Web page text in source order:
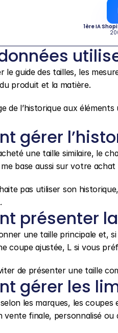
1ère IA
le guide des tailles, les
produit et la matière.
de l’historique aux
gérer
une taille similaire, le
base aussi sur votre
pas utiliser son
présenter
une taille principale et,
coupe ajustée, L si vous
de présenter une taille
gérer les
les marques, les
vente finale, personnalisé ou